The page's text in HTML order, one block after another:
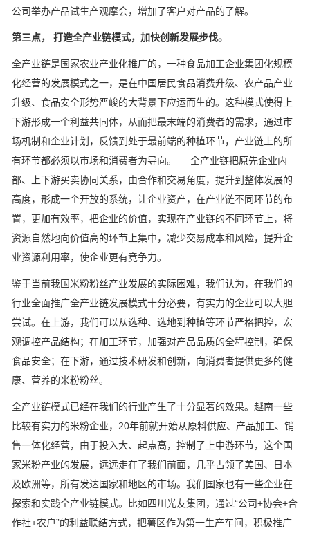
公司举办产品试生产观摩会，增加了客户对产品的了解。
第三点， 打造全产业链模式，加快创新发展步伐。
全产业链是国家农业产业化推广的，一种食品加工企业集团化规模
化经营的发展模式之一，是在中国居民食品消费升级、农产品产业
升级、食品安全形势严峻的大背景下应运而生的。这种模式使得上
下游形成一个利益共同体，从而把最末端的消费者的需求，通过市
场机制和企业计划，反馈到处于最前端的种植环节，产业链上的所
有环节都必须以市场和消费者为导向。 全产业链把原先企业内
部、上下游买卖协同关系，由合作和交易角度，提升到整体发展的
高度，形成一个开放的系统，让企业资产，在产业链不同环节的布
置，更加有效率，把企业的价值，实现在产业链的不同环节上，将
资源自然地向价值高的环节上集中，减少交易成本和风险，提升企
业资源利用率，使企业更有竞争力。
鉴于当前我国米粉粉丝产业发展的实际困难，我们认为，在我们的
行业全面推广全产业链发展模式十分必要，有实力的企业可以大胆
尝试。在上游，我们可以从选种、选地到种植等环节严格把控，宏
观调控产品结构；在加工环节，加强对产品品质的全程控制，确保
食品安全；在下游，通过技术研发和创新，向消费者提供更多的健
康、营养的米粉粉丝。
全产业链模式已经在我们的行业产生了十分显著的效果。越南一些
比较有实力的米粉企业，20年前就开始从原料供应、产品加工、销
售一体化经营，由于投入大、起点高，控制了上中游环节，这个国
家米粉产业的发展，远远走在了我们前面，几乎占领了美国、日本
及欧洲等，所有发达国家和地区的市场。我们国家也有一些企业在
探索和实践全产业链模式。比如四川光友集团，通过“公司+协会+合
作社+农户”的利益联结方式，把薯区作为第一生产车间，积极推广